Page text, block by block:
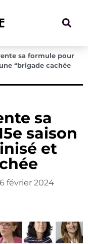
sa formule pour
“brigade cachée
sa
saison
et
6 février 2024